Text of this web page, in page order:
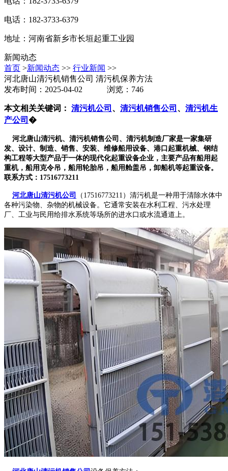
电话：182-3733-6379
地址：河南省新乡市长垣起重工业园
新闻动态
首页 >新闻动态 >> 行业新闻 >>
河北唐山清污机销售公司 清污机保养方法
发布时间：2025-04-02 浏览：746
本文相关关键词： 清污机公司 、 清污机销售公司 、 清污机生
产公司 �
河北唐山清污机、清污机销售公司、清污机制造厂家是一家集研
发、设计、制造、销售、安装、维修船用设备、港口起重机械、钢结
构工程等大型产品于一体的现代化起重设备企业，主要产品有船用起
重机，船用克令吊，船用轮胎吊，船用舱盖吊，卸船机等起重设备。
联系方式：17516773211
河北唐山清污机公司
（17516773211）清污机是一种用于清除水体中
各种污染物、杂物的机械设备。它通常安装在水利工程、污水处理
厂、工业与民用给排水系统等场所的进水口或水流通道上。